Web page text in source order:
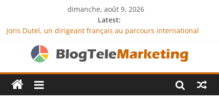
dimanche, août 9, 2026
Latest:
Joris Dutel, un dirigeant français au parcours international
Agria Assurance Animaux : comment l’entreprise se
démarque-t-elle de la concurrence ?
JCA Academy : l’excellence au service de l’indépendance
financière
Denis Bouclon : la diplomatie éducative comme moteur de